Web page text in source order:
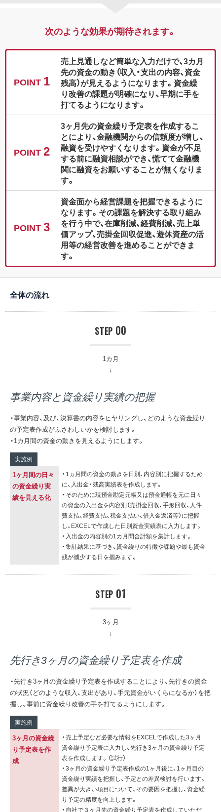
次のような効果が期待されます。
POINT 1
売上見通しなど簡単な入力だけで、3カ月
先の資金の動き（収入・支出の内容、資金
残高）が見えるようになります。資金繰
り改善の課題が明確になり、早期に手を
打てるようになります。
POINT2
3ヶ月先の資金繰り予定表を作成するこ
とにより、金融機関からの信頼度が増し、
融資を受けやすくなります。資金が不足
する前に融資相談ができ、慌てて金融機
関に融資をお願いすることが無くなりま
す。
POINT3
資金面から経営課題を把握できるように
なります。その課題を解決する取り組み
を行う中で、在庫削減、経費削減、売上単
価アップ、売掛金回収促進、遊休資産の活
用等の経営改善を進めることができま
す。
全体の流れ
STEP 00
1カ月
事業内容と資金繰り実績の把握
・事業内容、及び、決算書の内容をヒヤリングし、どのような資金繰り
の予定表作成がふさわしいかを検討します。
・1カ月間の資金の動きを見えるようにします。
実施例
1ヶ月間の日々
の資金繰り実
績を見える化
・1ヵ月間の資金の動きを日別、内容別に把握するため
に、入出金・残高実績表を作成します。
・そのために現預金勘定元帳又は預金通帳を元に日々
の資金の入出金を内容別（売掛金回収、手形回収、人件
費支払、経費支払、税金支払い、借入金返済等）に把握
し、EXCELで作成した日別資金実績表に入力します。
・入出金の内容別の1カ月間合計額を集計します。
・集計結果に基づき、資金繰りの特徴や課題や最も資金
残が減少する日を掴みます。
STEP 01
3ヶ月
先行き3ヶ月の資金繰り予定表を作成
・先行き3ヶ月の資金繰り予定表を作成することにより、先行きの資金
の状況（どのような収入、支出があり、手元資金がいくらになるか）を把
握し、事前に資金繰り改善の手を打てるようにします。
実施例
3ヶ月の資金繰
り予定表を作
成
・売上予定など必要な情報をEXCELで作成した3ヶ月
資金繰り予定表に入力し、先行き3ヶ月の資金繰り予定
表を作成します。（試行）
・3ヶ月の資金繰り予定表作成の1ヶ月後に、1ヶ月目の
資金繰り実績を把握し、予定との差異検討を行います。
差異が大きい項目について、その要因を把握し、資金繰
り予定の精度を向上します。
・自社で３ヶ月先の資金繰り予定表を作成していただ